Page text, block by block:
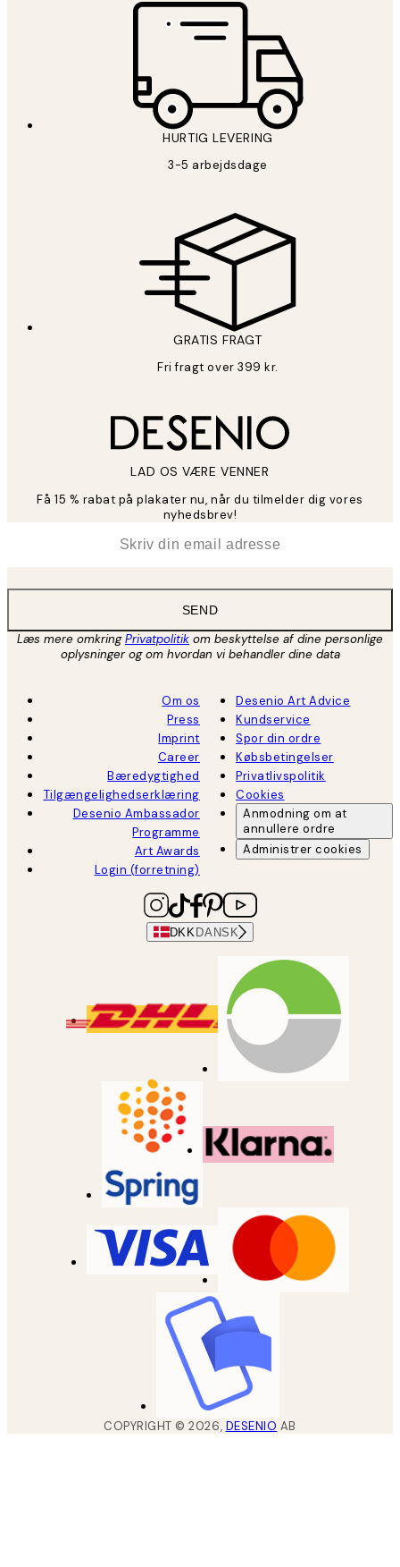
HURTIG LEVERING
3-5 arbejdsdage
GRATIS FRAGT
Fri fragt over 399 kr.
LAD OS VÆRE VENNER
Få 15 % rabat på plakater nu, når du tilmelder dig vores
nyhedsbrev!
SEND
Læs mere omkringPrivatpolitik om beskyttelse af dine personlige
oplysninger og om hvordan vi behandler dine data
Om os
Press
Imprint
Career
Bæredygtighed
Tilgængelighedserklæring
Desenio Ambassador
Programme
Art Awards
Login (forretning)
Desenio Art Advice
Kundservice
Spor din ordre
Købsbetingelser
Privatlivspolitik
Cookies
Anmodning om at
annullere ordre
Administrer cookies
DKK DANSK
COPYRIGHT ©2026, DESENIO AB